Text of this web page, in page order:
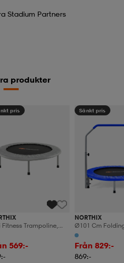
Stadium Partners
produkter
pris
Fitness Trampoline,
97cm, 150kg
Grey
569:-
Sänkt pris
NORTHIX
Ø101 Cm
Trampoline
Trampoline With
Adjustable
Black
Från 829:-
869:-